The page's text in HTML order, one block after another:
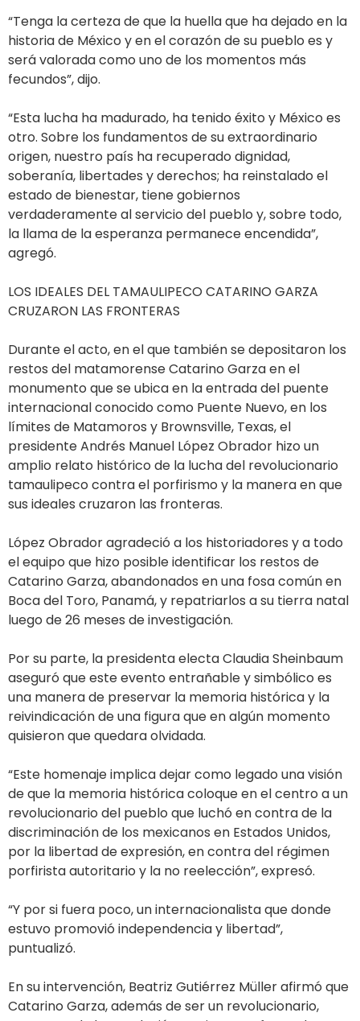
“Tenga la certeza de que la huella que ha dejado en la
historia de México y en el corazón de su pueblo es y
será valorada como uno de los momentos más
fecundos”, dijo.
“Esta lucha ha madurado, ha tenido éxito y México es
otro. Sobre los fundamentos de su extraordinario
origen, nuestro país ha recuperado dignidad,
soberanía, libertades y derechos; ha reinstalado el
estado de bienestar, tiene gobiernos
verdaderamente al servicio del pueblo y, sobre todo,
la llama de la esperanza permanece encendida”,
agregó.
LOS IDEALES DEL TAMAULIPECO CATARINO GARZA
CRUZARON LAS FRONTERAS
Durante el acto, en el que también se depositaron los
restos del matamorense Catarino Garza en el
monumento que se ubica en la entrada del puente
internacional conocido como Puente Nuevo, en los
límites de Matamoros y Brownsville, Texas, el
presidente Andrés Manuel López Obrador hizo un
amplio relato histórico de la lucha del revolucionario
tamaulipeco contra el porfirismo y la manera en que
sus ideales cruzaron las fronteras.
López Obrador agradeció a los historiadores y a todo
el equipo que hizo posible identificar los restos de
Catarino Garza, abandonados en una fosa común en
Boca del Toro, Panamá, y repatriarlos a su tierra natal
luego de 26 meses de investigación.
Por su parte, la presidenta electa Claudia Sheinbaum
aseguró que este evento entrañable y simbólico es
una manera de preservar la memoria histórica y la
reivindicación de una figura que en algún momento
quisieron que quedara olvidada.
“Este homenaje implica dejar como legado una visión
de que la memoria histórica coloque en el centro a un
revolucionario del pueblo que luchó en contra de la
discriminación de los mexicanos en Estados Unidos,
por la libertad de expresión, en contra del régimen
porfirista autoritario y la no reelección”, expresó.
“Y por si fuera poco, un internacionalista que donde
estuvo promovió independencia y libertad”,
puntualizó.
En su intervención, Beatriz Gutiérrez Müller afirmó que
Catarino Garza, además de ser un revolucionario,